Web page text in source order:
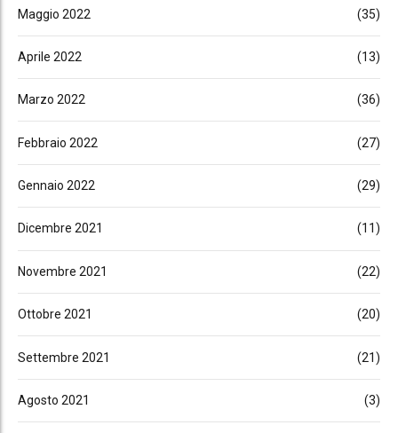
Maggio 2022 (35)
Aprile 2022 (13)
Marzo 2022 (36)
Febbraio 2022 (27)
Gennaio 2022 (29)
Dicembre 2021 (11)
Novembre 2021 (22)
Ottobre 2021 (20)
Settembre 2021 (21)
Agosto 2021 (3)